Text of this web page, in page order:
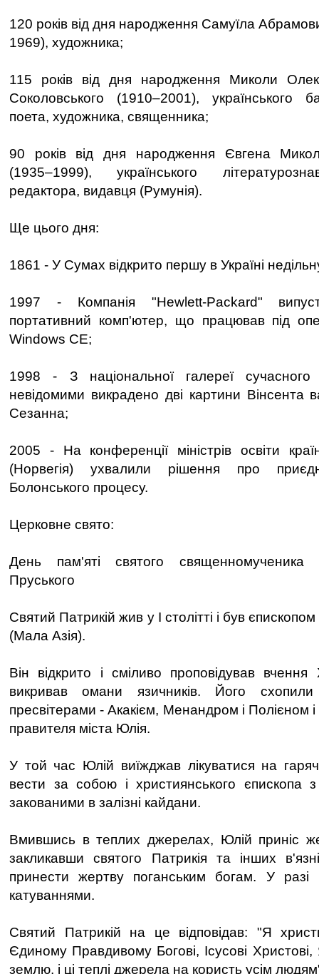
120 років від дня народження Самуїла
1969), художника;
115 років від дня народження Миколи
Соколовського (1910–2001), українського
поета, художника, священника;
90 років від дня народження Євгена
(1935–1999), українського
редактора, видавця (Румунія).
Ще цього дня:
1861 - У Сумах відкрито першу в Україні
1997 - Компанія "Hewlett-Packard"
портативний комп'ютер, що працював під
Windows CE;
1998 - З національної галереї
невідомими викрадено дві картини Вінсента
Сезанна;
2005 - На конференції міністрів освіти
(Норвегія) ухвалили рішення про
Болонського процесу.
Церковне свято:
День пам'яті святого священномученика
Пруського
Святий Патрикій жив у I столітті і був єпископом
(Мала Азія).
Він відкрито і сміливо проповідував
викривав омани язичників. Його
пресвітерами - Акакієм, Менандром і Полієном
правителя міста Юлія.
У той час Юлій виїжджав лікуватися на
вести за собою і християнського єпископа
закованими в залізні кайдани.
Вмившись в теплих джерелах, Юлій приніс
закликавши святого Патрикія та інших
принести жертву поганським богам. У разі
катуваннями.
Святий Патрикій на це відповідав: "Я
Єдиному Правдивому Богові, Ісусові
землю, і ці теплі джерела на користь усім